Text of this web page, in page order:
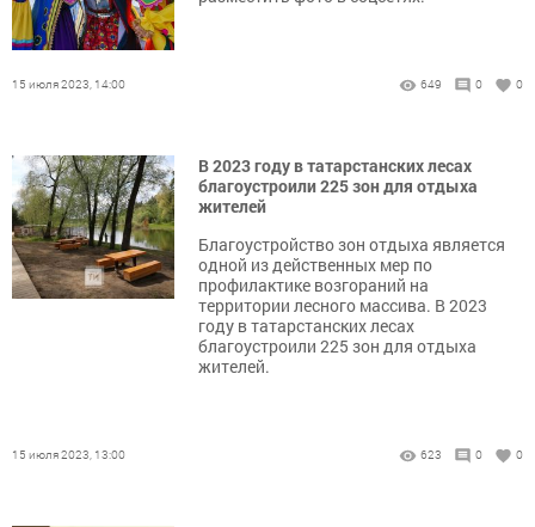
15 июля 2023, 14:00 649 0 0
В 2023 году в татарстанских лесах
благоустроили 225 зон для отдыха
жителей
Благоустройство зон отдыха является
одной из действенных мер по
профилактике возгораний на
территории лесного массива. В 2023
году в татарстанских лесах
благоустроили 225 зон для отдыха
жителей.
15 июля 2023, 13:00 623 0 0